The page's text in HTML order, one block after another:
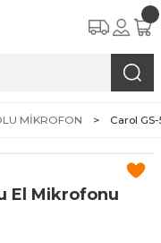
MİKROFON Carol
El Mikrofonu